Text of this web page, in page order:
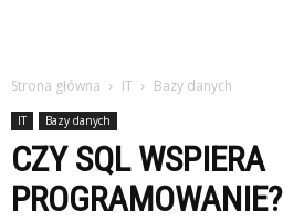
Strona główna IT Bazy danych
IT Bazy danych
CZY SQL WSPIERA
PROGRAMOWANIE?